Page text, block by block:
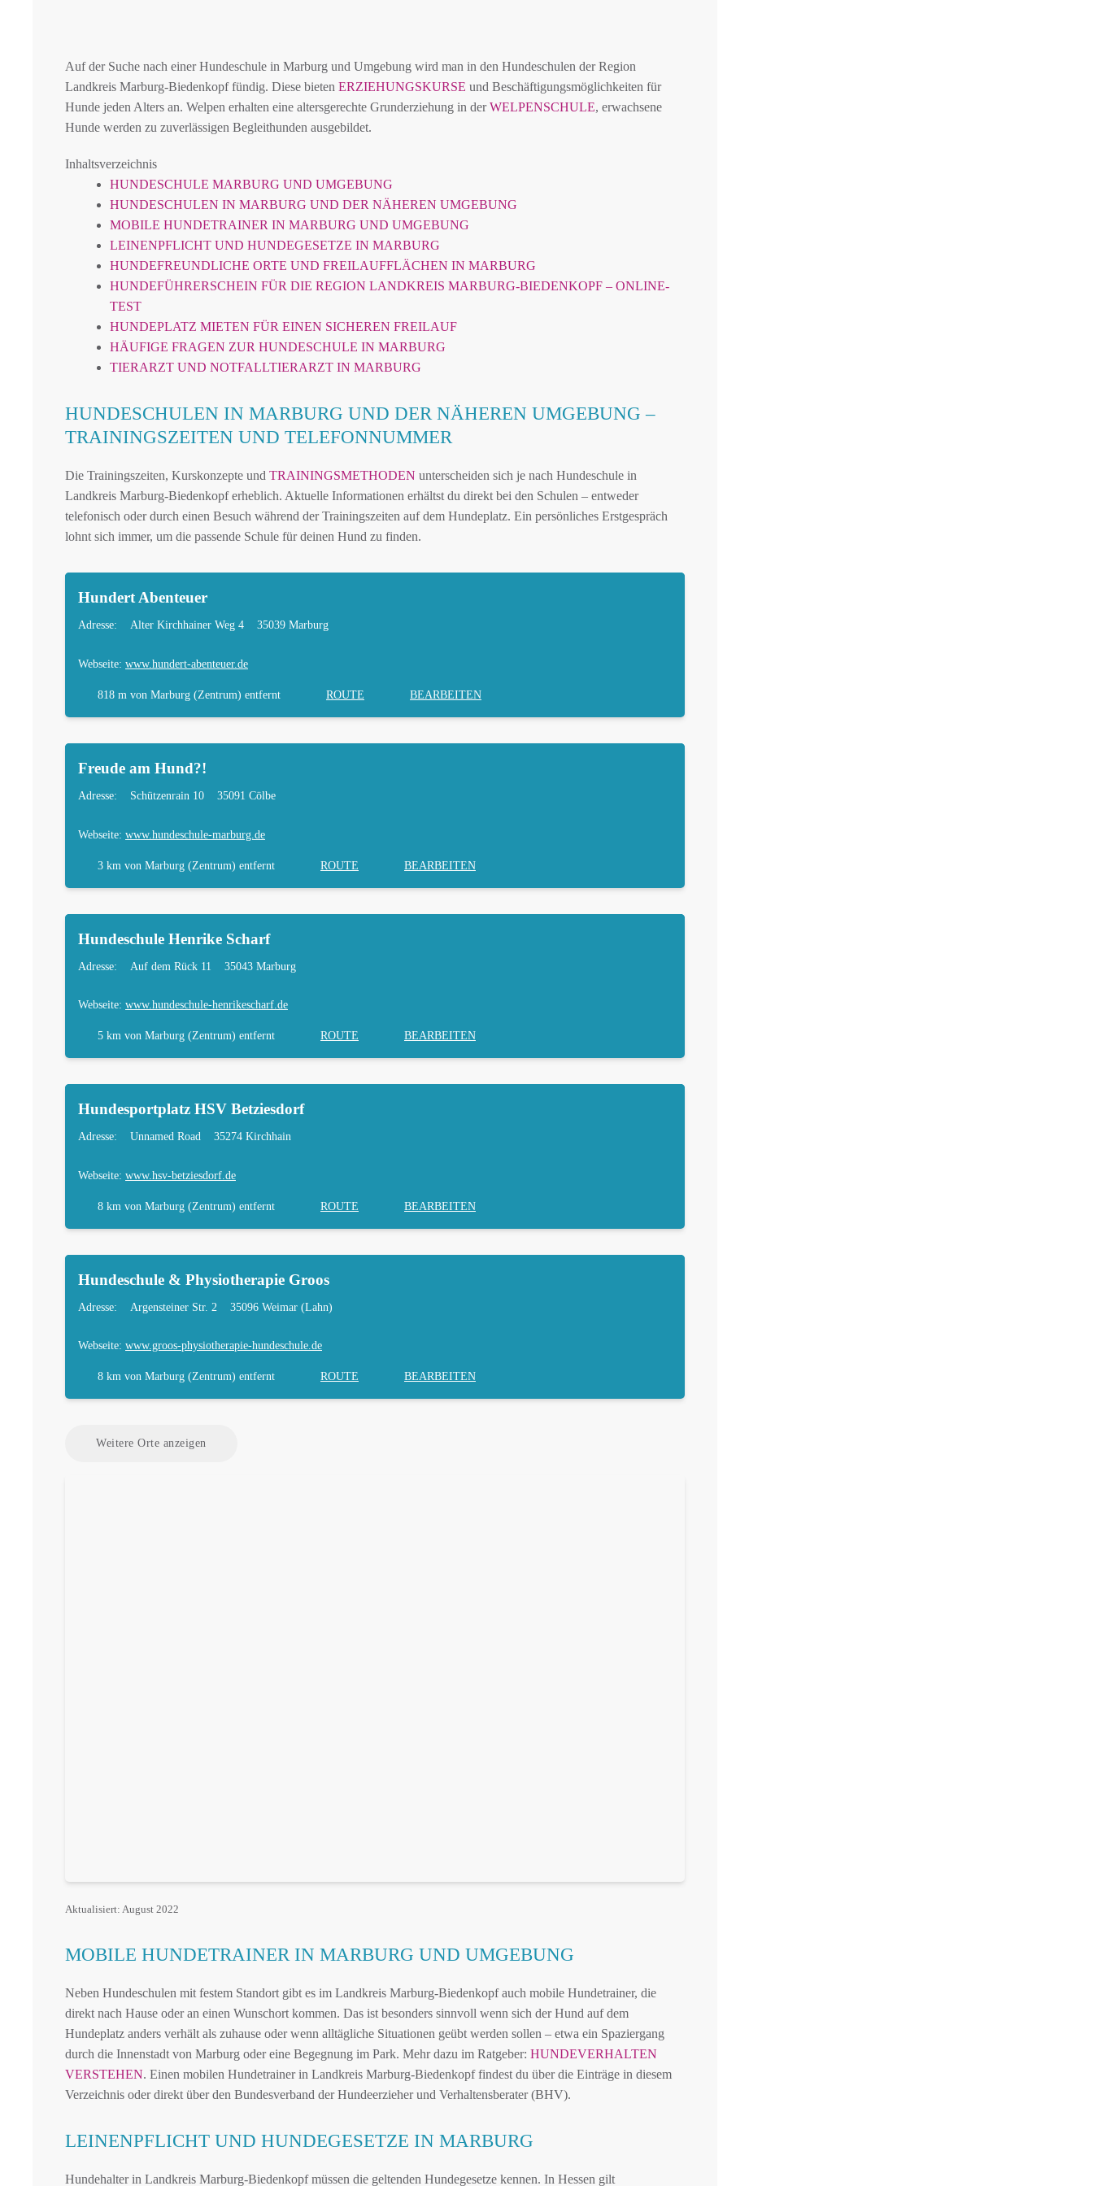
Auf der Suche nach einer Hundeschule in Marburg und Umgebung wird man in den Hundeschulen der Region
Landkreis Marburg-Biedenkopf fündig. Diese bieten ERZIEHUNGSKURSE und Beschäftigungsmöglichkeiten für
Hunde jeden Alters an. Welpen erhalten eine altersgerechte Grunderziehung in derWELPENSCHULE, erwachsene
Hunde werden zu zuverlässigen Begleithunden ausgebildet.
Inhaltsverzeichnis
HUNDESCHULE MARBURG UND UMGEBUNG
HUNDESCHULEN IN MARBURG UND DER NÄHEREN UMGEBUNG
MOBILE HUNDETRAINER IN MARBURG UND UMGEBUNG
LEINENPFLICHT UND HUNDEGESETZE IN MARBURG
HUNDEFREUNDLICHE ORTE UND FREILAUFFLÄCHEN IN MARBURG
HUNDEFÜHRERSCHEIN FÜR DIE REGION LANDKREIS MARBURG-BIEDENKOPF – ONLINE-
TEST
HUNDEPLATZ MIETEN FÜR EINEN SICHEREN FREILAUF
HÄUFIGE FRAGEN ZUR HUNDESCHULE IN MARBURG
TIERARZT UND NOTFALLTIERARZT IN MARBURG
HUNDESCHULEN IN MARBURG UND DER NÄHEREN UMGEBUNG –
TRAININGSZEITEN UND TELEFONNUMMER
Die Trainingszeiten, Kurskonzepte und TRAININGSMETHODEN unterscheiden sich je nach Hundeschule in
Landkreis Marburg-Biedenkopf erheblich. Aktuelle Informationen erhältst du direkt bei den Schulen – entweder
telefonisch oder durch einen Besuch während der Trainingszeiten auf dem Hundeplatz. Ein persönliches Erstgespräch
lohnt sich immer, um die passende Schule für deinen Hund zu finden.
Hundert Abenteuer
Adresse: Alter Kirchhainer Weg 4 35039 Marburg
Webseite: www.hundert-abenteuer.de
818 m von Marburg (Zentrum) entfernt ROUTE BEARBEITEN
Freude am Hund?!
Adresse: Schützenrain 10 35091 Cölbe
Webseite: www.hundeschule-marburg.de
3 km von Marburg (Zentrum) entfernt ROUTE BEARBEITEN
Hundeschule Henrike Scharf
Adresse: Auf dem Rück 11 35043 Marburg
Webseite: www.hundeschule-henrikescharf.de
5 km von Marburg (Zentrum) entfernt ROUTE BEARBEITEN
Hundesportplatz HSV Betziesdorf
Adresse: Unnamed Road 35274 Kirchhain
Webseite: www.hsv-betziesdorf.de
8 km von Marburg (Zentrum) entfernt ROUTE BEARBEITEN
Hundeschule & Physiotherapie Groos
Adresse: Argensteiner Str. 2 35096 Weimar (Lahn)
Webseite: www.groos-physiotherapie-hundeschule.de
8 km von Marburg (Zentrum) entfernt ROUTE BEARBEITEN
Weitere Orte anzeigen
Aktualisiert: August 2022
MOBILE HUNDETRAINER IN MARBURG UND UMGEBUNG
Neben Hundeschulen mit festem Standort gibt es im Landkreis Marburg-Biedenkopf auch mobile Hundetrainer, die
direkt nach Hause oder an einen Wunschort kommen. Das ist besonders sinnvoll wenn sich der Hund auf dem
Hundeplatz anders verhält als zuhause oder wenn alltägliche Situationen geübt werden sollen – etwa ein Spaziergang
durch die Innenstadt von Marburg oder eine Begegnung im Park. Mehr dazu im Ratgeber: HUNDEVERHALTEN
VERSTEHEN. Einen mobilen Hundetrainer in Landkreis Marburg-Biedenkopf findest du über die Einträge in diesem
Verzeichnis oder direkt über den Bundesverband der Hundeerzieher und Verhaltensberater (BHV).
LEINENPFLICHT UND HUNDEGESETZE IN MARBURG
Hundehalter in Landkreis Marburg-Biedenkopf müssen die geltenden Hundegesetze kennen. In Hessen gilt